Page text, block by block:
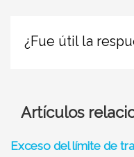
¿Fue útil la
Artículos
Exceso del límite de